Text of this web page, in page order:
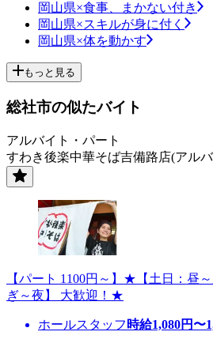
岡山県×食事、まかない付き
岡山県×スキルが身に付く
岡山県×体を動かす
もっと見る
総社市の似たバイト
アルバイト・パート
すわき後楽中華そば吉備路店(アル
【パート 1100円～】★【土日：昼
ぎ～夜】 大歓迎！★
ホールスタッフ 時給1,080円〜